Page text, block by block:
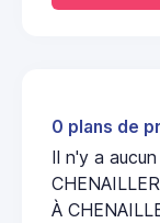
0 plans de
Il n'y a
À